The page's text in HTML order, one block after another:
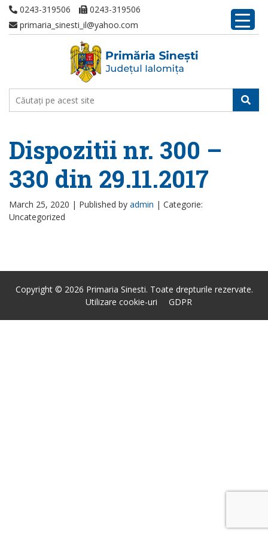
0243-319506
0243-319506
primaria_sinesti_il@yahoo.com
Dispozitii nr. 300 –
330 din 29.11.2017
March 25, 2020 | Published by admin | Categorie:
Uncategorized
Copyright © 2026 Primaria Sinesti. Toate drepturile rezervate.
Utilizare cookie-uri
GDPR